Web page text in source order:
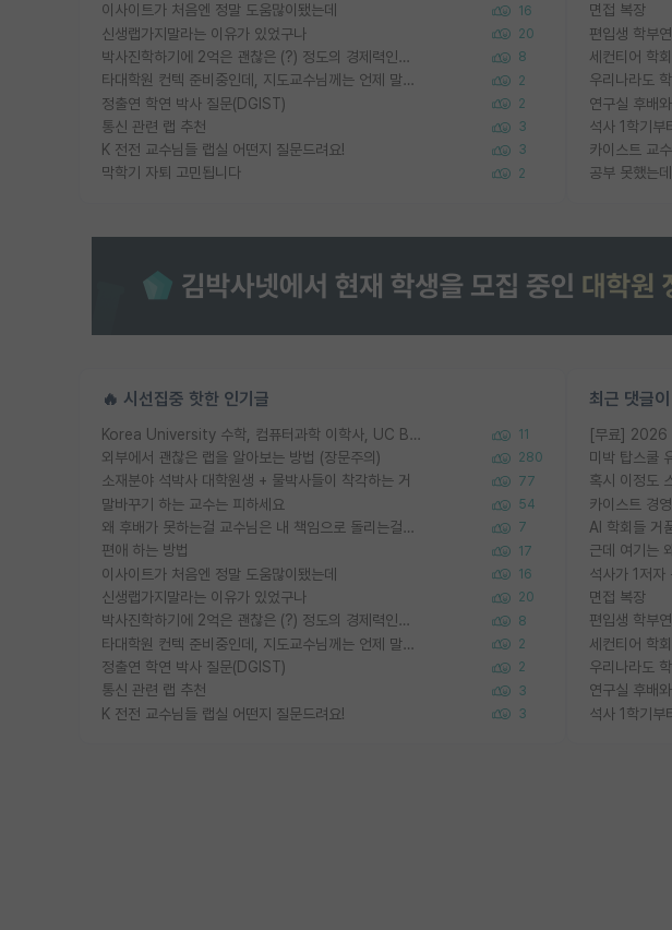
이사이트가 처음엔 정말 도움많이됐는데 16
신생랩가지말라는 이유가 있었구나 20
박사진학하기에 2억은 괜찮은 (?) 정도의 경제력인가요 8
타대학원 컨텍 준비중인데, 지도교수님께는 언제 말씀드려야 할까요? 2
정출연 학연 박사 질문(DGIST) 2
통신 관련 랩 추천 3
K 전전 교수님들 랩실 어떤지 질문드려요! 3
막학기 자퇴 고민됩니다 2
면접 복장
편입생 학부
세컨티어 학
연구실 후배
석사 1학기부
공부 못했는
🔥 시선집중 핫한 인기글
Korea University 수학, 컴퓨터과학 이학사, UC Berkeley 산업공학 대학원 공학박사가 되는 것은 쉽지 않겠죠? 11
외부에서 괜찮은 랩을 알아보는 방법 (장문주의) 280
소재분야 석박사 대학원생 + 물박사들이 착각하는 거 77
말바꾸기 하는 교수는 피하세요 54
왜 후배가 못하는걸 교수님은 내 책임으로 돌리는걸까요? 7
편애 하는 방법 17
이사이트가 처음엔 정말 도움많이됐는데 16
신생랩가지말라는 이유가 있었구나 20
박사진학하기에 2억은 괜찮은 (?) 정도의 경제력인가요 8
타대학원 컨텍 준비중인데, 지도교수님께는 언제 말씀드려야 할까요? 2
정출연 학연 박사 질문(DGIST) 2
통신 관련 랩 추천 3
K 전전 교수님들 랩실 어떤지 질문드려요! 3
최근 댓글
미박 탑스쿨
혹시 이정도
카이스트 경
AI 학회들 거
근데 여기는
석사가 1저자
면접 복장
편입생 학부
세컨티어 학
연구실 후배
석사 1학기부